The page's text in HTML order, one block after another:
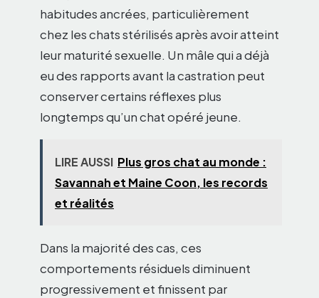
habitudes ancrées, particulièrement
chez les chats stérilisés après avoir atteint
leur maturité sexuelle. Un mâle qui a déjà
eu des rapports avant la castration peut
conserver certains réflexes plus
longtemps qu’un chat opéré jeune.
LIRE AUSSI Plus gros chat au monde :
Savannah et Maine Coon, les records
et réalités
Dans la majorité des cas, ces
comportements résiduels diminuent
progressivement et finissent par